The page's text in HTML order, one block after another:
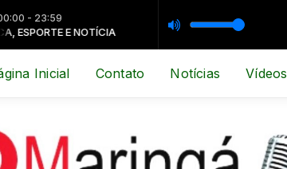
- 23:59
ESPORTE E NOTÍCIA MÚSICA, ESPORTE E NOTÍCIA
Inicial Contato Notícias Vídeos